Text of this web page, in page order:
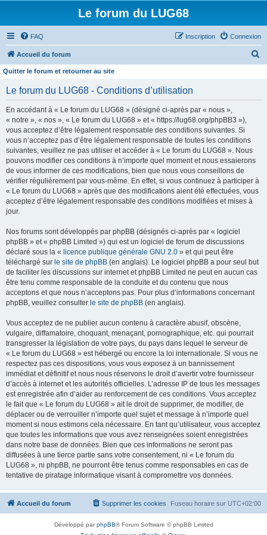
Le forum du LUG68
FAQ Connexion
Inscription
Accueil du forum
Quitter le forum et retourner au site
Le forum du LUG68 - Conditions d’utilisation
En accédant à « Le forum du LUG68 » (désigné ci-après par « nous »,
« notre », « nos », « Le forum du LUG68 » et « https://lug68.org/phpBB3 »),
vous acceptez d’être légalement responsable des conditions suivantes. Si
vous n’acceptez pas d’être légalement responsable de toutes les conditions
suivantes, veuillez ne pas utiliser et accéder à « Le forum du LUG68 ». Nous
pouvons modifier ces conditions à n’importe quel moment et nous essaierons
de vous informer de ces modifications, bien que nous vous conseillons de
vérifier régulièrement par vous-même. En effet, si vous continuez à participer à
« Le forum du LUG68 » après que des modifications aient été effectuées, vous
acceptez d’être légalement responsable des conditions modifiées et mises à
jour.
Nos forums sont développés par phpBB (désignés ci-après par « logiciel
phpBB » et « phpBB Limited ») qui est un logiciel de forum de discussions
déclaré sous la « licence publique générale GNU 2.0 » et qui peut être
téléchargé sur le site de phpBB (en anglais). Le logiciel phpBB a pour seul but
de faciliter les discussions sur internet et phpBB Limited ne peut en aucun cas
être tenu comme responsable de la conduite et du contenu que nous
acceptons et que nous n’acceptons pas. Pour plus d’informations concernant
phpBB, veuillez consulter le site de phpBB (en anglais).
Vous acceptez de ne publier aucun contenu à caractère abusif, obscène,
vulgaire, diffamatoire, choquant, menaçant, pornographique, etc. qui pourrait
transgresser la législation de votre pays, du pays dans lequel le serveur de
« Le forum du LUG68 » est hébergé ou encore la loi internationale. Si vous ne
respectez pas ces dispositions, vous vous exposez à un bannissement
immédiat et définitif et nous nous réservons le droit d’avertir votre fournisseur
d’accès à internet et les autorités officielles. L’adresse IP de tous les messages
est enregistrée afin d’aider au renforcement de ces conditions. Vous acceptez
le fait que « Le forum du LUG68 » ait le droit de supprimer, de modifier, de
déplacer ou de verrouiller n’importe quel sujet et message à n’importe quel
moment si nous estimons cela nécessaire. En tant qu’utilisateur, vous acceptez
que toutes les informations que vous avez renseignées soient enregistrées
dans notre base de données. Bien que ces informations ne seront pas
diffusées à une tierce partie sans votre consentement, ni « Le forum du
LUG68 », ni phpBB, ne pourront être tenus comme responsables en cas de
tentative de piratage informatique visant à compromettre vos données.
Accueil du forum Fuseau horaire sur UTC+02:00
Supprimer les cookies
Développé parphpBB® Forum Software © phpBB Limited